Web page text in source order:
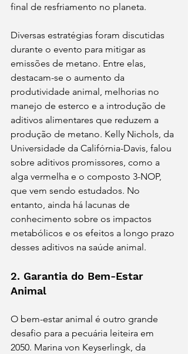
final de resfriamento no planeta.
Diversas estratégias foram discutidas
durante o evento para mitigar as
emissões de metano. Entre elas,
destacam-se o aumento da
produtividade animal, melhorias no
manejo de esterco e a introdução de
aditivos alimentares que reduzem a
produção de metano. Kelly Nichols, da
Universidade da Califórnia-Davis, falou
sobre aditivos promissores, como a
alga vermelha e o composto 3-NOP,
que vem sendo estudados. No
entanto, ainda há lacunas de
conhecimento sobre os impactos
metabólicos e os efeitos a longo prazo
desses aditivos na saúde animal.
2. Garantia do Bem-Estar
Animal
O bem-estar animal é outro grande
desafio para a pecuária leiteira em
2050. Marina von Keyserlingk, da